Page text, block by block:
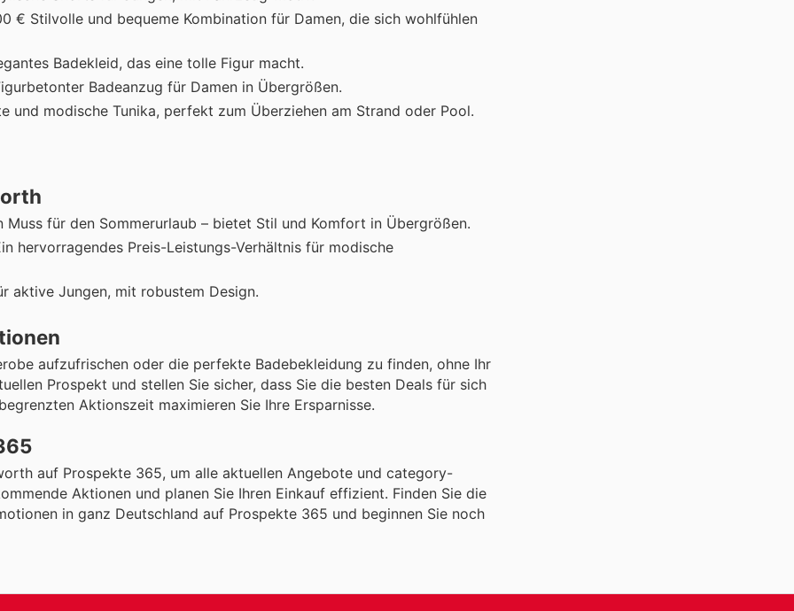
€ Stilvolle und bequeme Kombination für Damen, die sich wohlfühlen
Badekleid, das eine tolle Figur macht.
Badeanzug für Damen in Übergrößen.
und modische Tunika, perfekt zum Überziehen am Strand oder Pool.
für den Sommerurlaub – bietet Stil und Komfort in Übergrößen.
hervorragendes Preis-Leistungs-Verhältnis für modische
Jungen, mit robustem Design.
aufzufrischen oder die perfekte Badebekleidung zu finden, ohne Ihr
Prospekt und stellen Sie sicher, dass Sie die besten Deals für sich
Aktionszeit maximieren Sie Ihre Ersparnisse.
auf Prospekte 365, um alle aktuellen Angebote und category-
Aktionen und planen Sie Ihren Einkauf effizient. Finden Sie die
in ganz Deutschland auf Prospekte 365 und beginnen Sie noch